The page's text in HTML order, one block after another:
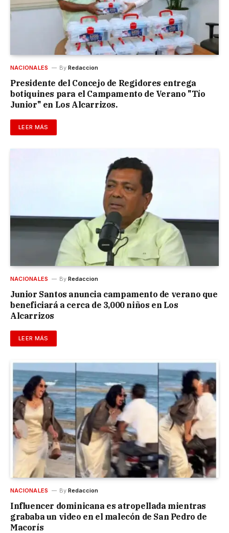
NACIONALES By Redaccion
Presidente del Concejo de Regidores entrega
botiquines para el Campamento de Verano "Tío
Junior" en Los Alcarrizos.
LEER MÁS
NACIONALES By Redaccion
Junior Santos anuncia campamento de verano que
beneficiará a cerca de 3,000 niños en Los
Alcarrizos
LEER MÁS
NACIONALES By Redaccion
Influencer dominicana es atropellada mientras
grababa un video en el malecón de San Pedro de
Macorís